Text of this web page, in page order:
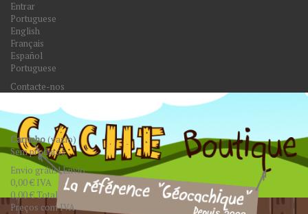
Entrar
Portuguese
English
Français
Español
Portuguese
Contacte-nos
Carrinho(vazio)
Sem produtos
Envio grátis!Envio
0,00 € IVA
0,00 €Total
Preços com IVA